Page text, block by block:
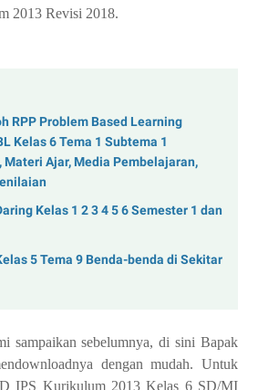
2013 Revisi 2018.
RPP Problem Based Learning
Kelas 6 Tema 1 Subtema 1
Materi Ajar, Media Pembelajaran,
Kelas 1 2 3 4 5 6 Semester 1 dan
5 Tema 9 Benda-benda di Sekitar
sampaikan sebelumnya, di sini Bapak
dengan mudah. Untuk
IPS Kurikulum 2013 Kelas 6 SD/MI